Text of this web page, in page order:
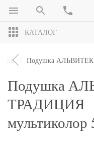
КАТАЛОГ
Подушка АЛЬВИТЕК
Подушка
ТРАДИЦИЯ
мультиколор